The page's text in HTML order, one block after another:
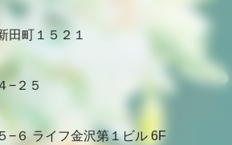
田町１５２１
−２５
−６ ライフ金沢第１ビル 6F